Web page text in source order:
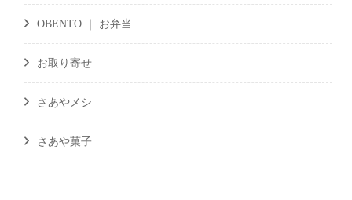
OBENTO ｜ お弁当
お取り寄せ
さあやメシ
さあや菓子